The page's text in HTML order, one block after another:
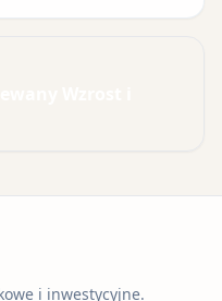
i inwestycyjne.